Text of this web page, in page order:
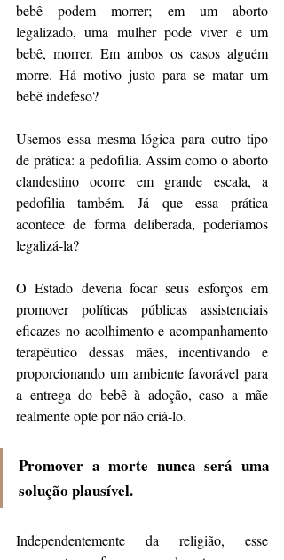
bebê podem morrer; em um aborto
legalizado, uma mulher pode viver e um
bebê, morrer. Em ambos os casos alguém
morre. Há motivo justo para se matar um
bebê indefeso?
Usemos essa mesma lógica para outro tipo
de prática: a pedofilia. Assim como o aborto
clandestino ocorre em grande escala, a
pedofilia também. Já que essa prática
acontece de forma deliberada, poderíamos
legalizá-la?
O Estado deveria focar seus esforços em
promover políticas públicas assistenciais
eficazes no acolhimento e acompanhamento
terapêutico dessas mães, incentivando e
proporcionando um ambiente favorável para
a entrega do bebê à adoção, caso a mãe
realmente opte por não criá-lo.
Promover a morte nunca será uma
solução plausível.
Independentemente da religião, esse